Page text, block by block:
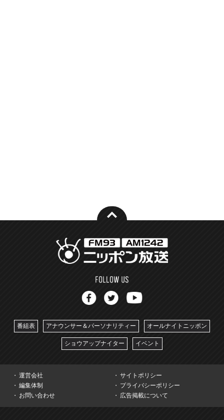
番組表 アナウンサー＆パーソナリティー オールナイトニッポン
ショウアップナイター イベント
運営会社
サイトポリシー
編集体制
プライバシーポリシー
お問い合わせ
広告掲載について